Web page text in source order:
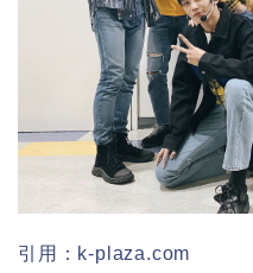
引用：k-plaza.com